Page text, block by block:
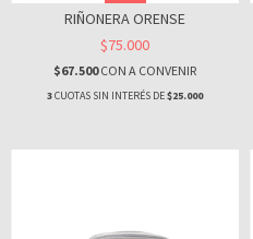
RIÑONERA ORENSE
$75.000
$67.500CON A CONVENIR
3CUOTAS SIN INTERÉS DE$25.000